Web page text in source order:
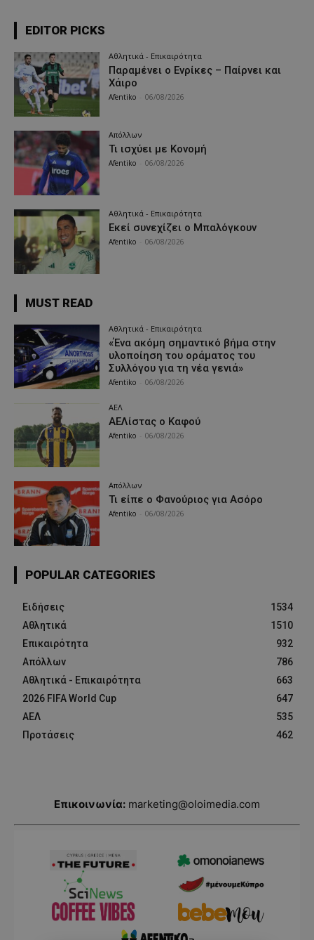
EDITOR PICKS
Αθλητικά - Επικαιρότητα
Παραμένει ο Ενρίκες – Παίρνει και
Χάιρο
Afentiko 06/08/2026
Απόλλων
Τι ισχύει με Κονομή
Afentiko 06/08/2026
Αθλητικά - Επικαιρότητα
Εκεί συνεχίζει ο Μπαλόγκουν
Afentiko 06/08/2026
MUST READ
Αθλητικά - Επικαιρότητα
«Ένα ακόμη σημαντικό βήμα στην
υλοποίηση του οράματος του
Συλλόγου για τη νέα γενιά»
Afentiko 06/08/2026
ΑΕΛ
ΑΕΛίστας ο Καφού
Afentiko 06/08/2026
Απόλλων
Τι είπε ο Φανούριος για Ασόρο
Afentiko 06/08/2026
POPULAR CATEGORIES
Ειδήσεις
1534
Αθλητικά
1510
Επικαιρότητα
932
Απόλλων
786
Αθλητικά - Επικαιρότητα
663
2026 FIFA World Cup
647
ΑΕΛ
535
Προτάσεις
462
Επικοινωνία: marketing@oloimedia.com